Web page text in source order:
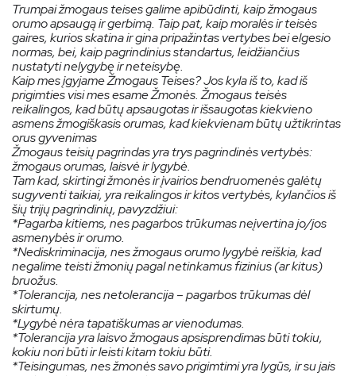
Trumpai žmogaus teises galime apibūdinti, kaip žmogaus
orumo apsaugą ir gerbimą. Taip pat, kaip moralės ir teisės
gaires, kurios skatina ir gina pripažintas vertybes bei elgesio
normas, bei, kaip pagrindinius standartus, leidžiančius
nustatyti nelygybę ir neteisybę.
Kaip mes įgyjame Žmogaus Teises? Jos kyla iš to, kad iš
prigimties visi mes esame Žmonės. Žmogaus teisės
reikalingos, kad būtų apsaugotas ir išsaugotas kiekvieno
asmens žmogiškasis orumas, kad kiekvienam būtų užtikrintas
orus gyvenimas
Žmogaus teisių pagrindas yra trys pagrindinės vertybės:
žmogaus orumas, laisvė ir lygybė.
Tam kad, skirtingi žmonės ir įvairios bendruomenės galėtų
sugyventi taikiai, yra reikalingos ir kitos vertybės, kylančios iš
šių trijų pagrindinių, pavyzdžiui:
*Pagarba kitiems, nes pagarbos trūkumas neįvertina jo/jos
asmenybės ir orumo.
*Nediskriminacija, nes žmogaus orumo lygybė reiškia, kad
negalime teisti žmonių pagal netinkamus fizinius (ar kitus)
bruožus.
*Tolerancija, nes netolerancija – pagarbos trūkumas dėl
skirtumų.
*Lygybė nėra tapatiškumas ar vienodumas.
*Tolerancija yra laisvo žmogaus apsisprendimas būti tokiu,
kokiu nori būti ir leisti kitam tokiu būti.
*Teisingumas, nes žmonės savo prigimtimi yra lygūs, ir su jais